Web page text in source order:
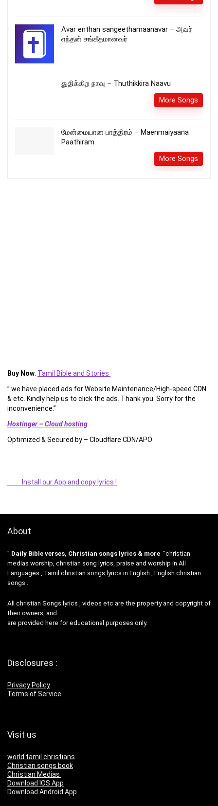
Avar enthan sangeethamaanavar – அவர்
எந்தன் சங்கீதமானவர்
துதிக்கிற நாவு – Thuthikkira Naavu
More Songs
மேன்மையான பாத்திரம் – Maenmaiyaana
Paathiram
More Songs
Buy Now: Tamil Bible and Stories
” we have placed ads for Website Maintenance/High-speed CDN
& etc. Kindly help us to click the ads. Thank you. Sorry for the
inconvenience.”
Hostinger – Cloud hosting
Optimized & Secured by – Cloudflare CDN/APO
Install our App and copy lyrics !
About
” Daily Bible verses, Christian songs lyrics & more “christian
medias worship, christian song lyrics, praise and worship in All
Languages , Tamil christian songs lyrics in English , English christian
songs .
All christian Songs lyrics , videos etc are the property and copyright of
their owners, and
are provided here for educational purposes only.
Disclosures :
Privacy Policy
Terms of Service
Visit us
world tamil christians
Christian songs book
Christian Medias
Download IOS App
Download Android App